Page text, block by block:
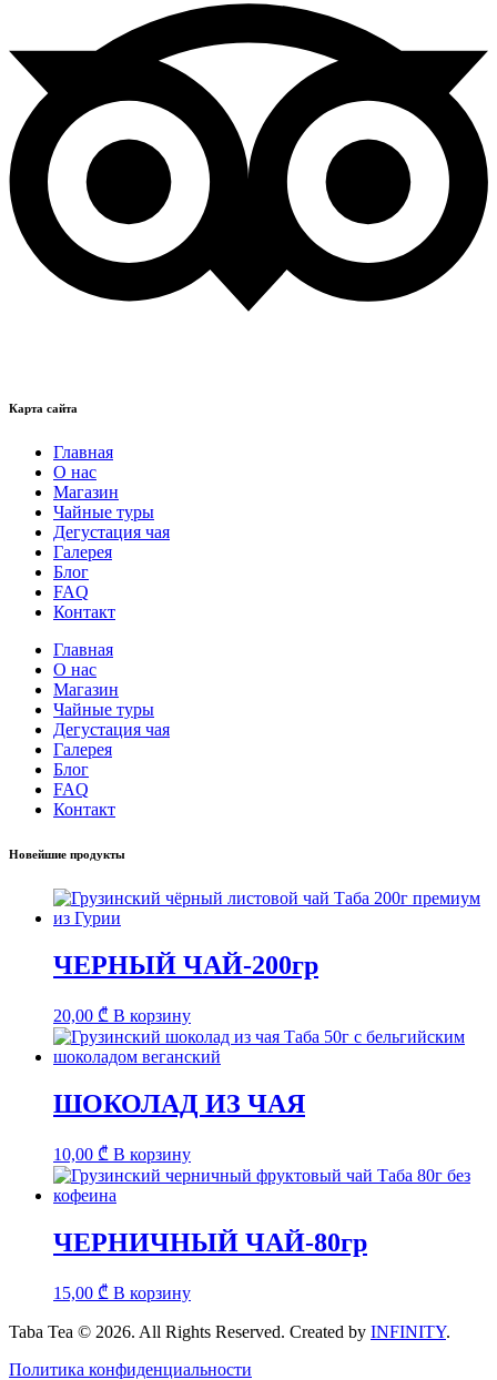
Карта сайта
Главная
О нас
Магазин
Чайные туры
Дегустация чая
Галерея
Блог
FAQ
Контакт
Главная
О нас
Магазин
Чайные туры
Дегустация чая
Галерея
Блог
FAQ
Контакт
Новейшие продукты
ЧЕРНЫЙ ЧАЙ-200гр
20,00 ₾ В корзину
ШОКОЛАД ИЗ ЧАЯ
10,00 ₾ В корзину
ЧЕРНИЧНЫЙ ЧАЙ-80гр
15,00 ₾ В корзину
Taba Tea © 2026. All Rights Reserved. Created by INFINITY.
Политика конфиденциальности